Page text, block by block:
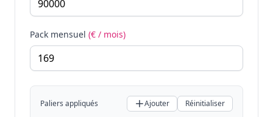
Pack mensuel (€ / mois)
Paliers appliqués Ajouter Réinitialiser